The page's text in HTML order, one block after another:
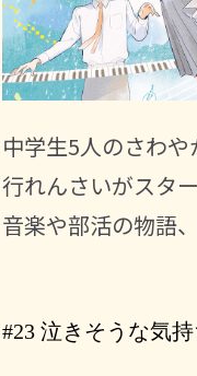
中学生5人のさわ
行れんさいがスタ
音楽や部活の物語
#23 泣きそうな気持